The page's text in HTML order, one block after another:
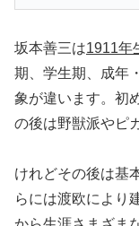
坂本善三は1911年
期、学生期、成年
象が違います。初
の後は野獣派やピ
けれどその後は基
らには渡欧により